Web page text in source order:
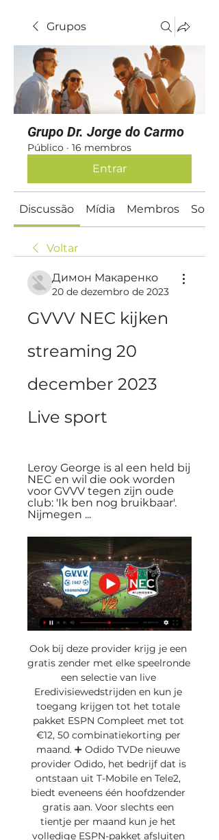
Grupos
Grupo Dr. Jorge do Carmo
Público · 16 membros
Entrar
Discussão Mídia Membros Sobre
Voltar
Димон Макаренко
20 de dezembro de 2023
GVVV NEC kijken
streaming 20
december 2023
Live sport
Leroy George is al een held bij
NEC en wil die ook worden
voor GVVV tegen zijn oude
club: 'Ik ben nog bruikbaar'.
Nijmegen ...
Ook bij deze provider krijg je een
gratis zender met elke speelronde
een selectie van live
Eredivisiewedstrijden en kun je
toegang krijgen tot het totale
pakket ESPN Compleet met tot
€12, 50 combinatiekorting per
maand. ➕ Odido TVDe nieuwe
provider Odido, het bedrijf dat is
ontstaan uit T-Mobile en Tele2,
biedt eveneens één hoofdzender
gratis aan. Voor slechts een
tientje per maand kun je het
volledige ESPN-pakket afsluiten